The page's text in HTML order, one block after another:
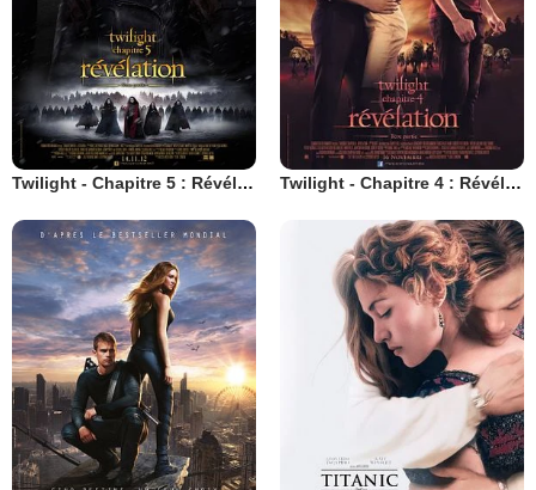
Twilight - Chapitre 5 : Révélation 2e partie Twilight - Chapitre 4 : Révélation 1ère partie